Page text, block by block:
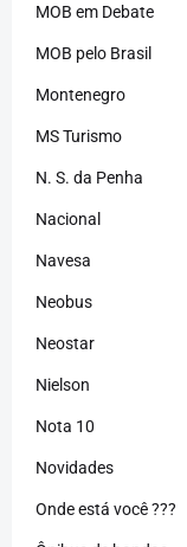
MOB em Debate
MOB pelo Brasil
Montenegro
MS Turismo
N. S. da Penha
Nacional
Navesa
Neobus
Neostar
Nielson
Nota 10
Novidades
Onde está você ???